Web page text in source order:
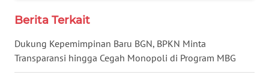
Berita Terkait
Dukung Kepemimpinan Baru BGN, BPKN Minta
Transparansi hingga Cegah Monopoli di Program MBG
WN
JATIM